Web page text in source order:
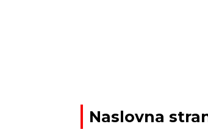
Naslovna